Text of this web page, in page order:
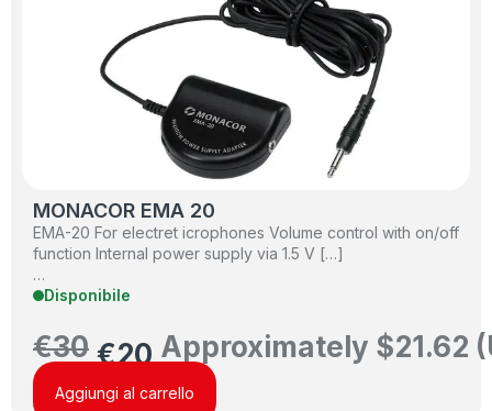
MONACOR EMA 20
EMA-20 For electret icrophones Volume control with on/off
function Internal power supply via 1.5 V […]
…
Disponibile
€30 €20 Approximately $21.62
Aggiungi al carrello